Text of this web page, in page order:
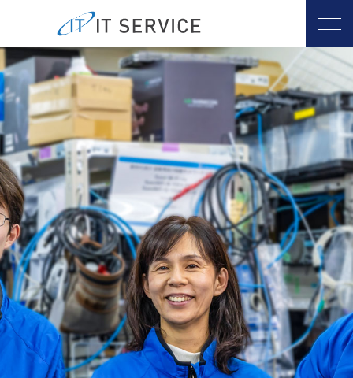
ホーム
Service
ITコンサルティング
PCサポート
お客様の声
会社概要
お問い合わせ
ログイン
日本語
Việt
English